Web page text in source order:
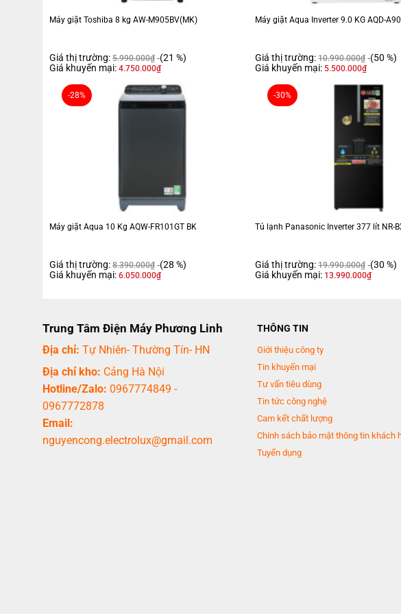
Công nghệ DEO Fresh
kháng khuẩn, khử mùi hiệu quả.
Ngăn trữ lạnh Chiller Box -1°C
giúp bảo quản thực phẩm tươi sống, ướp lạnh thức uống
Tiện ích đi kèm như:lấy nước bên ngoài cửa tủ hộp đá xoay, khay kệ chịu lực.
Máy giặt Toshiba 8 kg AW-M905BV(MK)
Giá thị trường: 5.990.000₫ (21 %)
Giá khuyến mại: 4.750.000₫
Máy giặt Aqua Inverter 9.0 KG AQD-
Giá thị trường: 10.990.000₫ (50 %)
Giá khuyến mại: 5.500.000₫
-28%
Máy giặt Aqua 10 Kg AQW-FR101GT BK
Giá thị trường: 8.390.000₫ (28 %)
Giá khuyến mại: 6.050.000₫
-30%
Tủ lạnh Panasonic Inverter 377 lít NR-
Giá thị trường: 19.990.000₫ (30 %)
Giá khuyến mại: 13.990.000₫
Trung Tâm Điện Máy Phương Linh
Địa chỉ: Tự Nhiên- Thường Tín- HN
Địa chỉ kho: Cảng Hà Nội
Hotline/Zalo: 0967774849 -
0967772878
Email:
nguyencong.electrolux@gmail.com
THÔNG TIN
Giới thiệu công ty
Tin khuyến mại
Tư vấn tiêu dùng
Tin tức công nghệ
Cam kết chất lượng
Chính sách bảo mật thông tin khách
Tuyển dụng